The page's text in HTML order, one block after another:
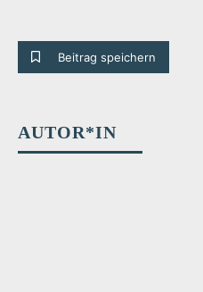
Beitrag speichern
AUTOR*IN